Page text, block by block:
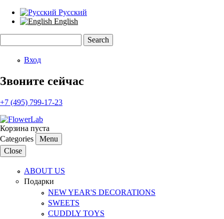
Русский
English
Search form
Вход
Звоните сейчас
+7 (495) 799-17-23
Корзина пуста
Categories
Menu
Close
ABOUT US
Подарки
NEW YEAR'S DECORATIONS
SWEETS
CUDDLY TOYS